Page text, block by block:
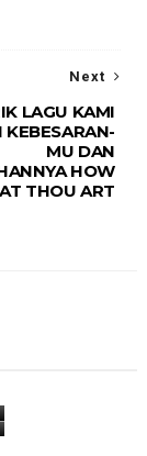
Next
LAGU KAMI
KEBESARAN-
MU DAN
HOW
THOU ART